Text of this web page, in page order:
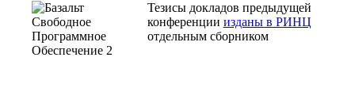
Тезисы докладов предыдущей
конференции изданы в РИНЦ
отдельным сборником